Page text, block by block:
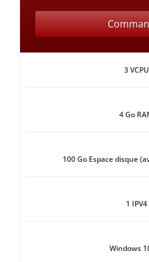
3 VCPU
4 Go
100 Go Espace disque
1 IPV4
Windows